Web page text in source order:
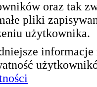
oraz tak
pliki
użytkownika.